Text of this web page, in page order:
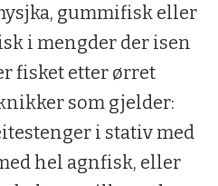
gummifisk eller
i mengder der isen
fisket etter ørret
som gjelder:
i stativ med
hel agnfisk, eller